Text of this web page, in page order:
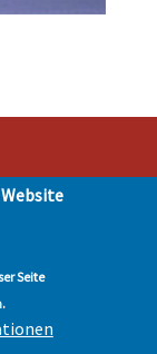
Hohen Neuendorf •
Alle Rechte
Seite